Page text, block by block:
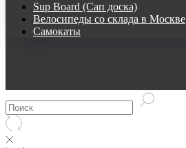
Sup Board (Сап доска)
Велосипеды со склада в Москве
Самокаты